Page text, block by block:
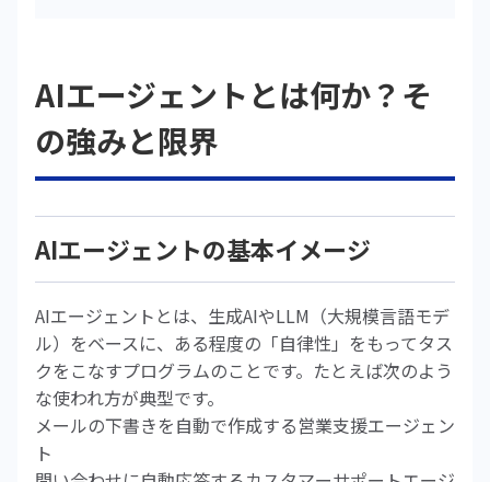
AIエージェントとは何か？そ
の強みと限界
AIエージェントの基本イメージ
AIエージェントとは、生成AIやLLM（大規模言語モデ
ル）をベースに、ある程度の「自律性」をもってタス
クをこなすプログラムのことです。たとえば次のよう
な使われ方が典型です。
メールの下書きを自動で作成する営業支援エージェン
ト